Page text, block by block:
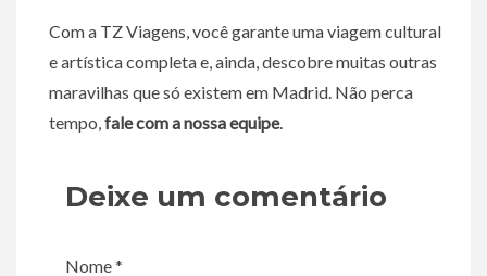
Com a TZ Viagens, você garante uma viagem cultural
e artística completa e, ainda, descobre muitas outras
maravilhas que só existem em Madrid. Não perca
tempo,fale com a nossa equipe.
Deixe um comentário
Nome *